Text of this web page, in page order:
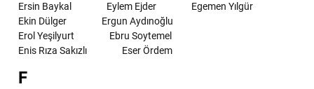
Ersin Baykal Eylem Ejder
Egemen Yılgür
Ekin Dülger
Ergun Aydınoğlu
Erol Yeşilyurt
Ebru Soytemel
Enis Rıza Sakızlı
Eser Ördem
F